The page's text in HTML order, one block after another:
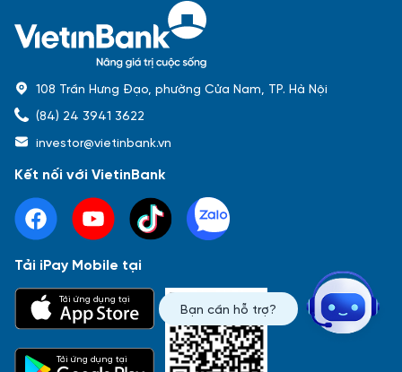
Báo cáo tài chính Thông tin giao dịch
Sự kiện
Bạn cần hỗ trợ?
108 Trần Hưng Đạo, phường Cửa Nam, TP. Hà Nội
(84) 24 3941 3622
investor@vietinbank.vn
Kết nối với VietinBank
Tải iPay Mobile tại
Tải ứng dụng tại
Tải ứng dụng tại